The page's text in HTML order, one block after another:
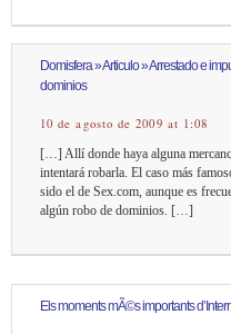
Domisfera » Articulo » Arrestado e
dominios
10 de agosto de 2009 at 1:08
[…] Allí donde haya alguna
intentará robarla. El caso más
sido el de Sex.com, aunque es
algún robo de dominios. […]
Els moments mÃ©s importants